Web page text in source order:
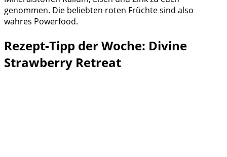
genommen. Die beliebten roten Früchte sind also
wahres Powerfood.
Rezept-Tipp der Woche: Divine
Strawberry Retreat